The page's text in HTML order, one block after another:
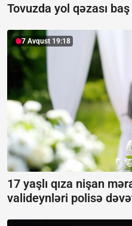
Tovuzda yol qəzası
7 Avqust 19:18
17 yaşlı qıza nişan
valideynləri polisə